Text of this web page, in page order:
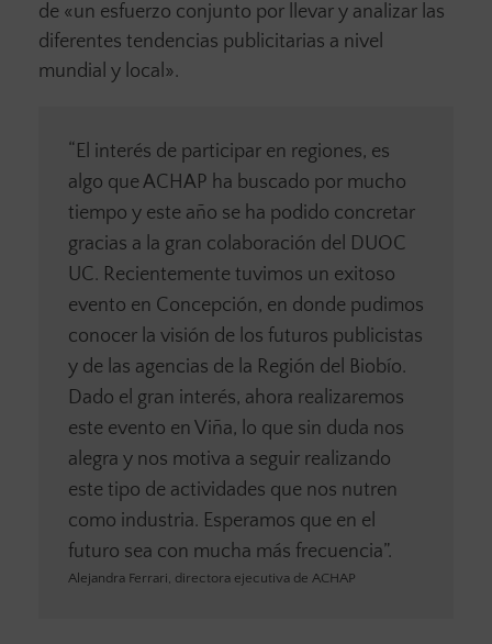
de «un esfuerzo conjunto por llevar y analizar las
diferentes tendencias publicitarias a nivel
mundial y local».
“El interés de participar en regiones, es
algo que ACHAP ha buscado por mucho
tiempo y este año se ha podido concretar
gracias a la gran colaboración del DUOC
UC. Recientemente tuvimos un exitoso
evento en Concepción, en donde pudimos
conocer la visión de los futuros publicistas
y de las agencias de la Región del Biobío.
Dado el gran interés, ahora realizaremos
este evento en Viña, lo que sin duda nos
alegra y nos motiva a seguir realizando
este tipo de actividades que nos nutren
como industria. Esperamos que en el
futuro sea con mucha más frecuencia”.
Alejandra Ferrari, directora ejecutiva de ACHAP